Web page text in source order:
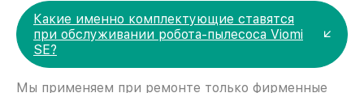
Какие именно комплектующие ставятся
при обслуживании робота-пылесоса Viomi
SE?
Мы применяем при ремонте только фирменные